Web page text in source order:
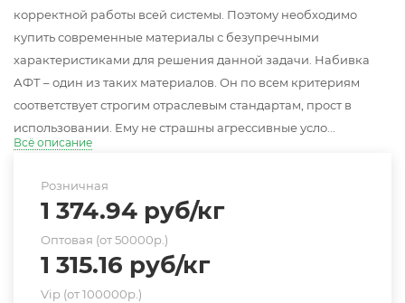
корректной работы всей системы. Поэтому необходимо
купить современные материалы с безупречными
характеристиками для решения данной задачи. Набивка
АФТ – один из таких материалов. Он по всем критериям
соответствует строгим отраслевым стандартам, прост в
использовании. Ему не страшны агрессивные усло...
Всё описание
Розничная
1 374.94 руб/кг
Оптовая (от 50000р.)
1 315.16 руб/кг
Vip (от 100000р.)